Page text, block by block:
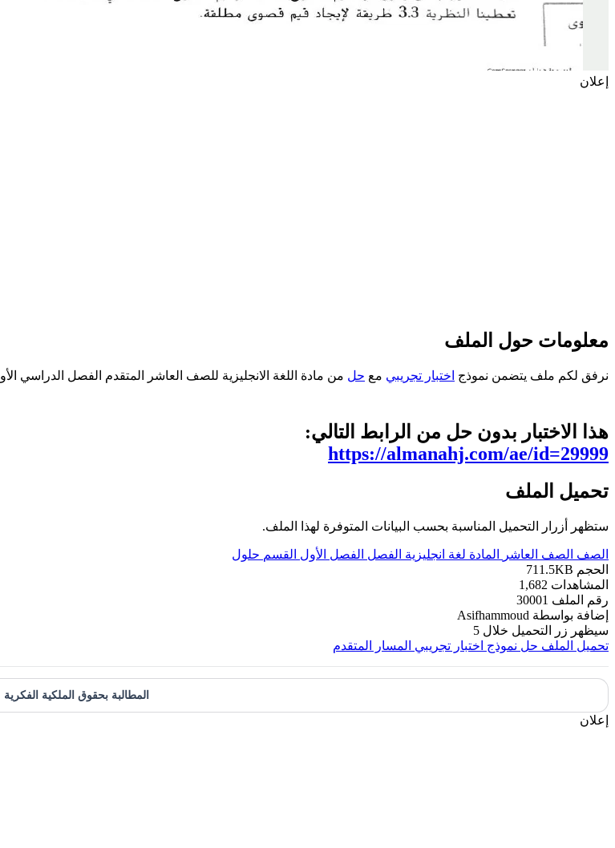
إعلان
معلومات حول الملف
نرفق لكم ملف يتضمن نموذج اختبار تجريبي مع حل من مادة اللغة الانجليزية للصف العاشر المتقدم الفصل الدراسي الأول
هذا الاختبار بدون حل من الرابط التالي:
https://almanahj.com/ae/id=29999
تحميل الملف
ستظهر أزرار التحميل المناسبة بحسب البيانات المتوفرة لهذا الملف.
الصف الصف العاشر المادة لغة انجليزية الفصل الفصل الأول القسم حلول
الحجم 711.5KB
المشاهدات 1,682
رقم الملف 30001
إضافة بواسطة Asifhammoud
سيظهر زر التحميل خلال 5
تحميل الملف حل نموذج اختبار تجريبي المسار المتقدم
المطالبة بحقوق الملكية الفكرية
إعلان